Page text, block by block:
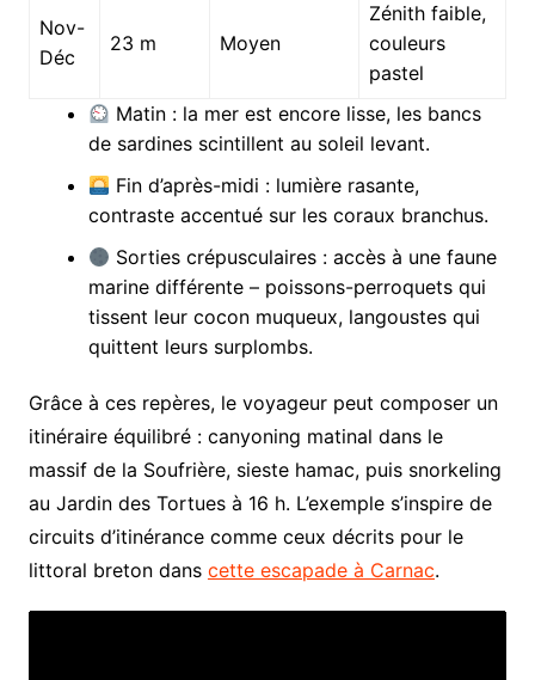
Nov-
Déc
23 m Moyen
Zénith faible,
couleurs
pastel
Matin : la mer est encore lisse, les bancs
de sardines scintillent au soleil levant.
Fin d’après-midi : lumière rasante,
contraste accentué sur les coraux branchus.
Sorties crépusculaires : accès à une faune
marine différente – poissons-perroquets qui
tissent leur cocon muqueux, langoustes qui
quittent leurs surplombs.
Grâce à ces repères, le voyageur peut composer un
itinéraire équilibré : canyoning matinal dans le
massif de la Soufrière, sieste hamac, puis snorkeling
au Jardin des Tortues à 16 h. L’exemple s’inspire de
circuits d’itinérance comme ceux décrits pour le
littoral breton dans cette escapade à Carnac.